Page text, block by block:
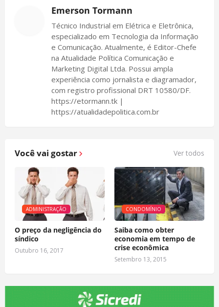
Emerson Tormann
Técnico Industrial em Elétrica e Eletrônica,
especializado em Tecnologia da Informação
e Comunicação. Atualmente, é Editor-Chefe
na Atualidade Política Comunicação e
Marketing Digital Ltda. Possui ampla
experiência como jornalista e diagramador,
com registro profissional DRT 10580/DF.
https://etormann.tk |
https://atualidadepolitica.com.br
Você vai gostar Ver todos
ADMINISTRAÇÃO
O preço da negligência do
síndico
Outubro 16, 2017
CONDOMÍNIO
Saiba como obter
economia em tempo de
crise econômica
Setembro 13, 2015